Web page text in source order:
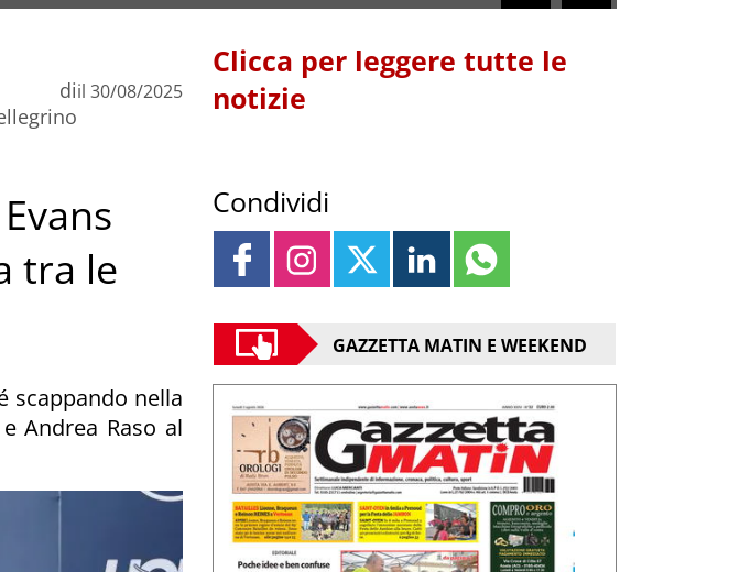
diil 30/08/2025
tra le
scappando nella
Andrea Raso al
Clicca per leggere tutte le
notizie
Condividi
GAZZETTA MATIN E WEEKEND